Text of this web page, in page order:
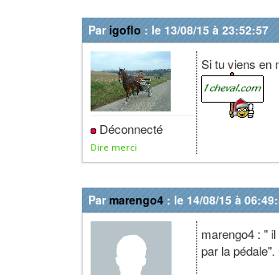
Par igoflo : le 13/08/15 à 23:52:57
Déconnecté
Dire merci
Si tu viens en
Parmarengo4 : le 14/08/15 à
marengo4 : "
par la